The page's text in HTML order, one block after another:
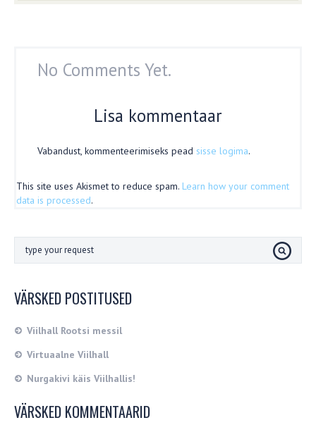
No Comments Yet.
Lisa kommentaar
Vabandust, kommenteerimiseks pead sisse logima.
This site uses Akismet to reduce spam. Learn how your comment
data is processed.
VÄRSKED POSTITUSED
Viilhall Rootsi messil
Virtuaalne Viilhall
Nurgakivi käis Viilhallis!
VÄRSKED KOMMENTAARID